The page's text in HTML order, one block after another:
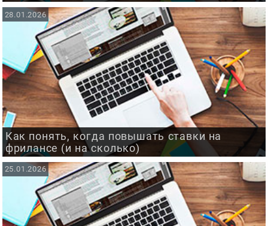
Как понять, когда повышать ставки на
фрилансе (и на сколько)
28.01.2026
25.01.2026